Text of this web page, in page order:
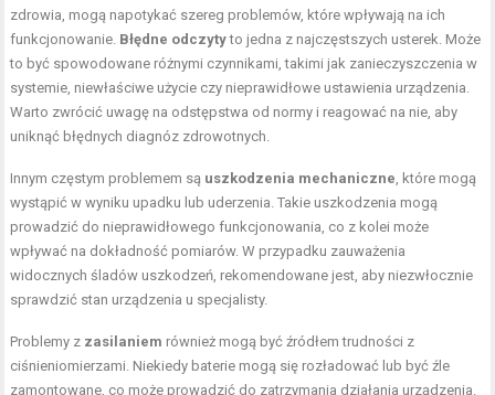
zdrowia, mogą napotykać szereg problemów, które wpływają na ich
funkcjonowanie. Błędne odczytyto jedna z najczęstszych usterek. Może
to być spowodowane różnymi czynnikami, takimi jak zanieczyszczenia w
systemie, niewłaściwe użycie czy nieprawidłowe ustawienia urządzenia.
Warto zwrócić uwagę na odstępstwa od normy i reagować na nie, aby
uniknąć błędnych diagnóz zdrowotnych.
Innym częstym problemem są uszkodzenia mechaniczne , które mogą
wystąpić w wyniku upadku lub uderzenia. Takie uszkodzenia mogą
prowadzić do nieprawidłowego funkcjonowania, co z kolei może
wpływać na dokładność pomiarów. W przypadku zauważenia
widocznych śladów uszkodzeń, rekomendowane jest, aby niezwłocznie
sprawdzić stan urządzenia u specjalisty.
Problemy z zasilaniem również mogą być źródłem trudności z
ciśnieniomierzami. Niekiedy baterie mogą się rozładować lub być źle
zamontowane, co może prowadzić do zatrzymania działania urządzenia.